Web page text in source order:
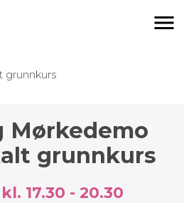
grunnkurs
Mørkedemo
grunnkurs
17.30 - 20.30